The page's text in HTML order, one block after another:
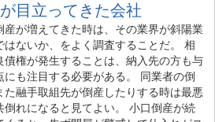
目立ってきた会社
が増えてきた時は、その業界が斜陽業
ないか、をよく調査することだ。 相
権が発生することは、納入先の方も与
も注目する必要がある。 同業者の倒
た融手取組先が倒産したりする時は最悪
れになると見てよい。 小口倒産が続